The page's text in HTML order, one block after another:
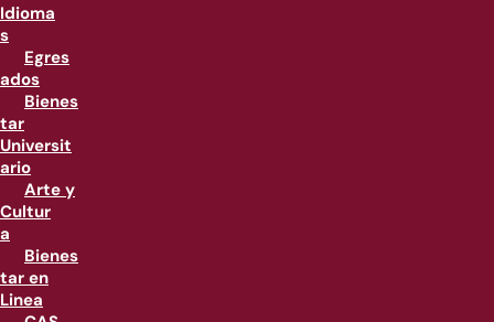
Idioma
s
Egres
ados
Bienes
tar
Universit
ario
Arte y
Cultur
a
Bienes
tar en
Linea